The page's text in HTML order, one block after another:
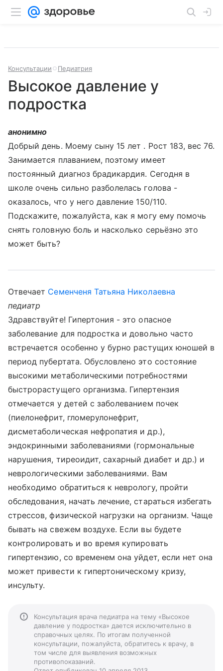
Консультации Педиатрия
Высокое давление у
подростка
анонимно
Добрый день. Моему сыну 15 лет . Рост 183, вес 76.
Занимается плаванием, поэтому имеет
постоянный диагноз брадикардия. Сегодня в
школе очень сильно разболелась голова -
оказалось, что у него давление 150/110.
Подскажите, пожалуйста, как я могу ему помочь
снять головную боль и насколько серьёзно это
может быть?
Отвечает Семенченя Татьяна Николаевна
педиатр
Здравствуйте! Гипертония - это опасное
заболевание для подростка и довольно часто
встречается особенно у бурно растущих юношей в
период пубертата. Обусловлено это состояние
высокими метаболическими потребностями
быстрорастущего организма. Гипертензия
отмечается у детей с заболеванием почек
(пиелонефрит, гломерулонефрит,
дисметаболическая нефропатия и др.),
эндокринными заболеваниями (гормональные
нарушения, тиреоидит, сахарный диабет и др.) и
неврологическими заболеваниями. Вам
необходимо обратиться к неврологу, пройти
обследования, начать лечение, стараться избегать
стрессов, физической нагрузки на организм. Чаще
бывать на свежем воздухе. Если вы будете
контролировать и во время купировать
гипертензию, со временем она уйдет, если нет она
может привести к гипертоническому кризу,
инсульту.
Консультация врача педиатра на тему «Высокое
давление у подростка» дается исключительно в
справочных целях. По итогам полученной
консультации, пожалуйста, обратитесь к врачу, в
том числе для выявления возможных
противопоказаний.